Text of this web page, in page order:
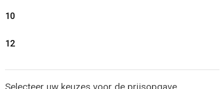
10
12